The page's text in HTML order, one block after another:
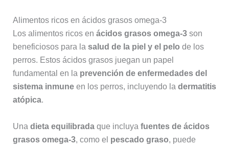
Alimentos ricos en ácidos grasos omega-3
Los alimentos ricos en ácidos grasos omega-3son
beneficiosos para la salud de la piel y el pelo de los
perros. Estos ácidos grasos juegan un papel
fundamental en la prevención de enfermedades del
sistema inmuneen los perros, incluyendo la dermatitis
atópica.
Una dieta equilibradaque incluya fuentes de ácidos
grasos omega-3, como el pescado graso, puede